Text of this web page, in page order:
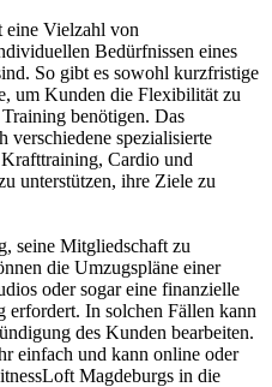
eine Vielzahl von
Bedürfnissen eines
So gibt es sowohl kurzfristige
um Kunden die Flexibilität zu
benötigen. Das
verschiedene spezialisierte
Cardio und
unterstützen, ihre Ziele zu
seine Mitgliedschaft zu
die Umzugspläne einer
oder sogar eine finanzielle
erfordert. In solchen Fällen kann
des Kunden bearbeiten.
einfach und kann online oder
Magdeburgs in die